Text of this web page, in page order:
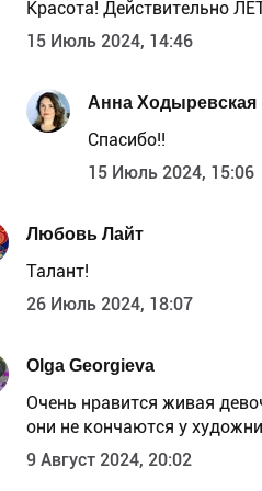
Красота! Действительно
15 Июль 2024, 14:46
Анна Ходыревская
Спасибо!!
15 Июль 2024, 15:06
Любовь Лайт
Талант!
26 Июль 2024, 18:07
Olga Georgieva
Очень нравится живая
они не кончаются у
9 Август 2024, 20:02